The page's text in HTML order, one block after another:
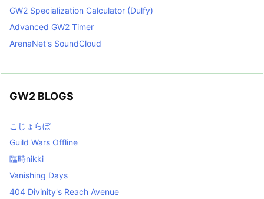
GW2 Specialization Calculator (Dulfy)
Advanced GW2 Timer
ArenaNet's SoundCloud
GW2 BLOGS
こじょらぼ
Guild Wars Offline
臨時nikki
Vanishing Days
404 Divinity's Reach Avenue